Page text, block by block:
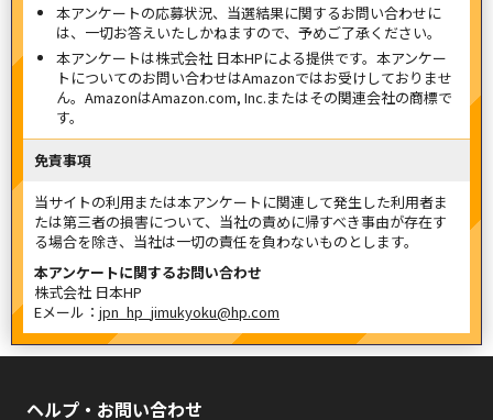
本アンケートの応募状況、当選結果に関するお問い合わせに
は、一切お答えいたしかねますので、予めご了承ください。
本アンケートは株式会社 日本HPによる提供です。本アンケー
トについてのお問い合わせはAmazonではお受けしておりませ
ん。AmazonはAmazon.com, Inc.またはその関連会社の商標で
す。
免責事項
当サイトの利用または本アンケートに関連して発生した利用者ま
たは第三者の損害について、当社の責めに帰すべき事由が存在す
る場合を除き、当社は一切の責任を負わないものとします。
本アンケートに関するお問い合わせ
株式会社 日本HP
Eメール： jpn_hp_jimukyoku@hp.com
ヘルプ・お問い合わせ